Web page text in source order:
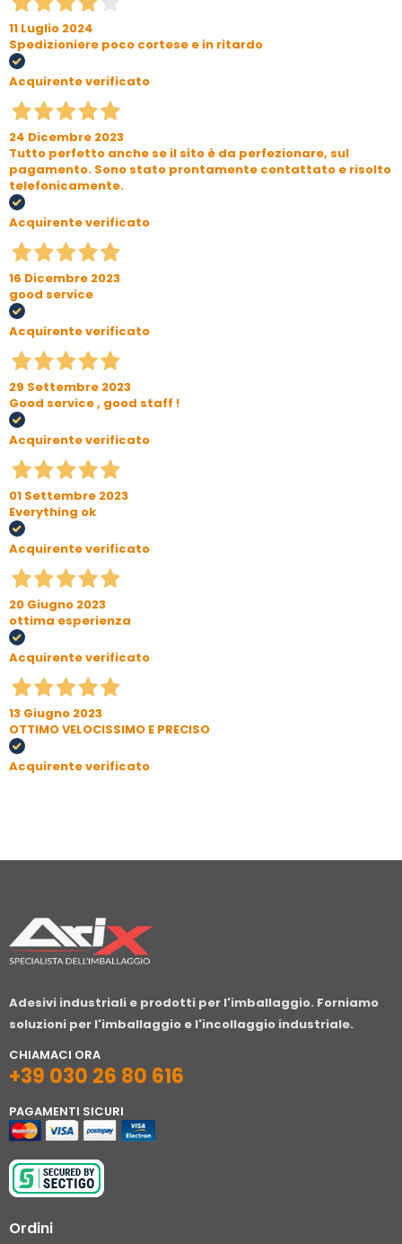
11 Luglio 2024
Spedizioniere poco cortese e in ritardo
Acquirente verificato
24 Dicembre 2023
Tutto perfetto anche se il sito è da perfezionare, sul
pagamento. Sono stato prontamente contattato e risolto
telefonicamente.
Acquirente verificato
16 Dicembre 2023
good service
Acquirente verificato
29 Settembre 2023
Good service , good staff !
Acquirente verificato
01 Settembre 2023
Everything ok
Acquirente verificato
20 Giugno 2023
ottima esperienza
Acquirente verificato
13 Giugno 2023
OTTIMO VELOCISSIMO E PRECISO
Acquirente verificato
Adesivi industriali e prodotti per l'imballaggio. Forniamo
soluzioni per l'imballaggio e l'incollaggio industriale.
CHIAMACI ORA
+39 030 26 80 616
PAGAMENTI SICURI
Ordini